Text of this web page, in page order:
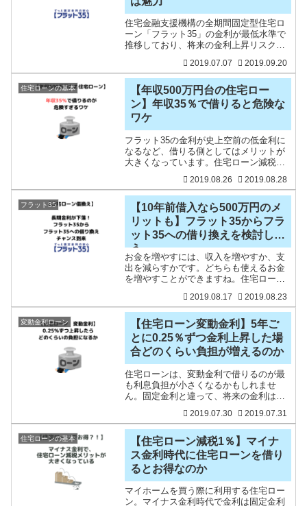
住宅金融支援機構の全期間固定型住宅ロ
ーン「フラット35」の金利が最低水準で
推移しており、将来の金利上昇リスクを
る好機ともいえますね。フラット35と変
動金利または10年固定金利の差は縮まっ
ているので、「将来
2019.07.07 2019.09.20
住宅ローンの基本
【年収500万円台の住宅ロー
ン】年収35％で借りると危険な
ワケ
フラット35の金利が史上空前の低金利に
なるなど、借りる側としてはメリットが
大きくなっています。住宅ローン減税が
大きいので、お金を借りるとお金がもら
える状態です。マイナス金利ってすごい
ですね。さて、持ち家
2019.08.26 2019.08.28
フラット35
【10年前借入なら500万円のメ
リットも】フラット35からフラ
ット35への借り換えを検討しよ
う
お金を増やすには、収入を増やすか、支
出を減らすかです。どちらも使えるお金
を増やすことができますね。住宅ローン
も含めてですが、フラット35への借り換
えのチャンスが到来しています。長期金
利が一時マイナス0.
2019.08.17 2019.08.23
変動金利ローン
【住宅ローン変動金利】5年ご
とに0.25％ずつ金利上昇した場
合どのくらい負担が増えるのか
住宅ローンは、変動金利で借りるのが最
も利息負担が小さくなるかもしれませ
ん。固定金利と違って、将来の金利は約
しれません」というわけです。つまり、
変動金利の場合は、『金利上昇』という
不確定な点があるので、分か
2019.07.30 2019.07.31
住宅ローンの基本
【住宅ローン減税1％】マイナ
ス金利時代に住宅ローンを借り
るとお得なのか
マイホームを買う際に利用する住宅ロー
ン。マイナス金利時代で金利は固定金利